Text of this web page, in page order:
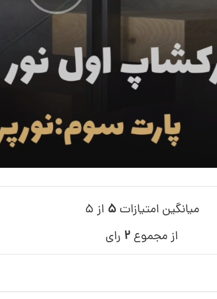
میانگین امتیازات ۵ از ۵
از مجموع ۲ رای